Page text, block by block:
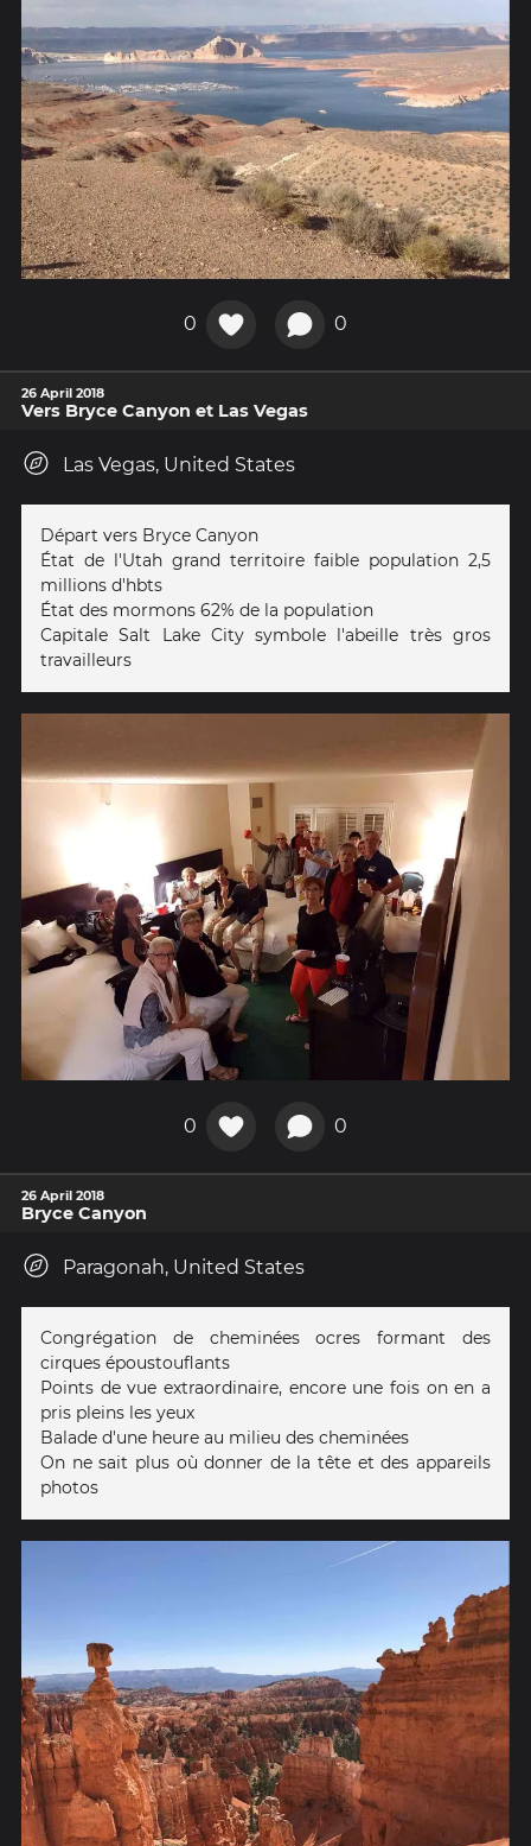
0 0
26 April 2018
Vers Bryce Canyon et Las Vegas
Las Vegas, United States
Départ vers Bryce Canyon
État de l'Utah grand territoire faible population 2,5
millions d'hbts
État des mormons 62% de la population
Capitale Salt Lake City symbole l'abeille très gros
travailleurs
0 0
26 April 2018
Bryce Canyon
Paragonah, United States
Congrégation de cheminées ocres formant des
cirques époustouflants
Points de vue extraordinaire, encore une fois on en a
pris pleins les yeux
Balade d'une heure au milieu des cheminées
On ne sait plus où donner de la tête et des appareils
photos